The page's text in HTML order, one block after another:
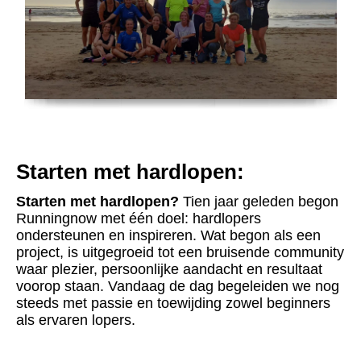
Starten met hardlopen:
Starten met hardlopen? Tien jaar geleden begon
Runningnow met één doel: hardlopers
ondersteunen en inspireren. Wat begon als een
project, is uitgegroeid tot een bruisende community
waar plezier, persoonlijke aandacht en resultaat
voorop staan. Vandaag de dag begeleiden we nog
steeds met passie en toewijding zowel beginners
als ervaren lopers.